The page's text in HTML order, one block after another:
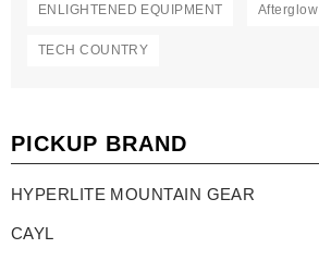
ENLIGHTENED EQUIPMENT Afterglow
TECH COUNTRY
PICKUP BRAND
HYPERLITE MOUNTAIN GEAR
CAYL